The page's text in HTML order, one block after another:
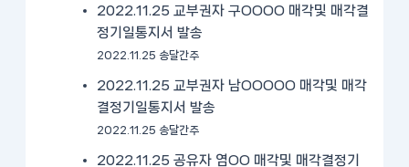
2022.11.25 교부권자 구OOOO 매각및 매각결
정기일통지서 발송
2022.11.25 송달간주
2022.11.25 교부권자 남OOOOO 매각및 매각
결정기일통지서 발송
2022.11.25 송달간주
2022.11.25 공유자 염OO 매각및 매각결정기